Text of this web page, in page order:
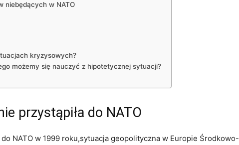
niebędących w NATO
kryzysowych?
możemy się⁢ nauczyć z hipotetycznej sytuacji?
przystąpiła⁣ do NATO
NATO w 1999 roku,sytuacja geopolityczna w‍ Europie Środkowo-